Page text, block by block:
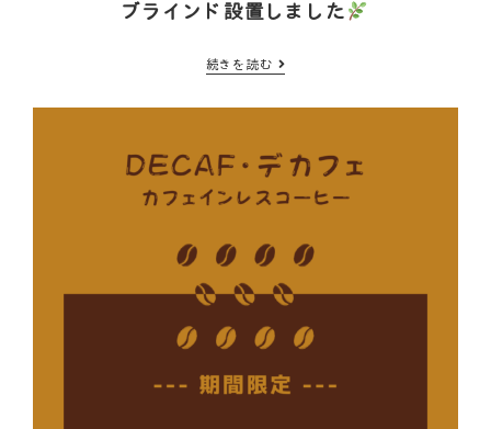
ブラインド設置しました
続きを読む